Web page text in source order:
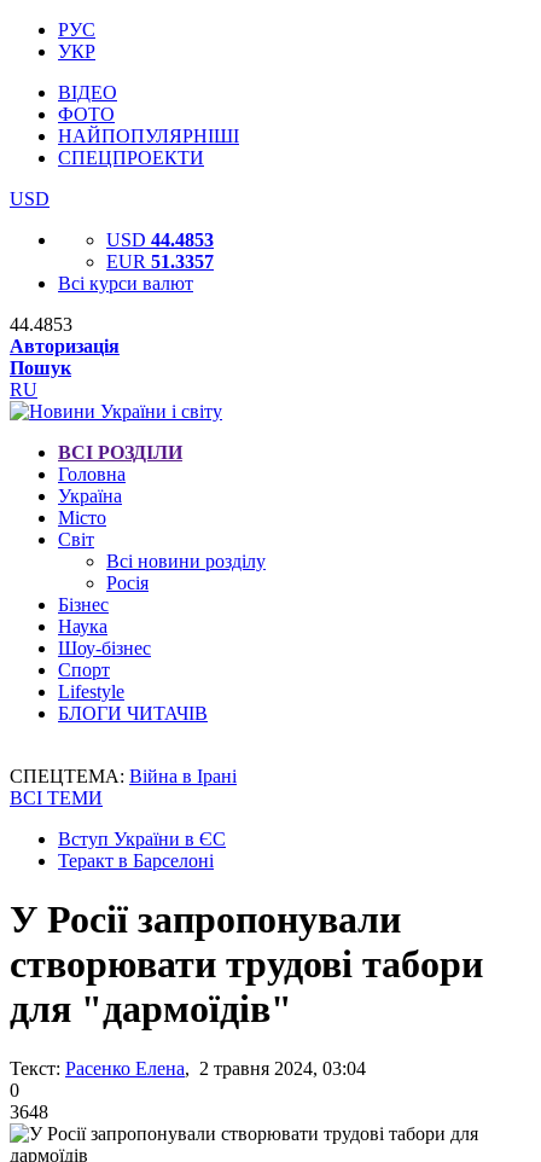
РУС
УКР
ВІДЕО
ФОТО
НАЙПОПУЛЯРНІШІ
СПЕЦПРОЕКТИ
USD
USD 44.4853
EUR 51.3357
Всі курси валют
44.4853
Авторизація
Пошук
RU
ВСІ РОЗДІЛИ
Головна
Україна
Місто
Світ
Всі новини розділу
Росія
Бізнес
Наука
Шоу-бізнес
Спорт
Lifestyle
БЛОГИ ЧИТАЧІВ
СПЕЦТЕМА: Війна в Ірані
ВСІ ТЕМИ
Вступ України в ЄС
Теракт в Барселоні
У Росії запропонували
створювати трудові табори
для "дармоїдів"
Текст: Расенко Елена, 2 травня 2024, 03:04
0
3648